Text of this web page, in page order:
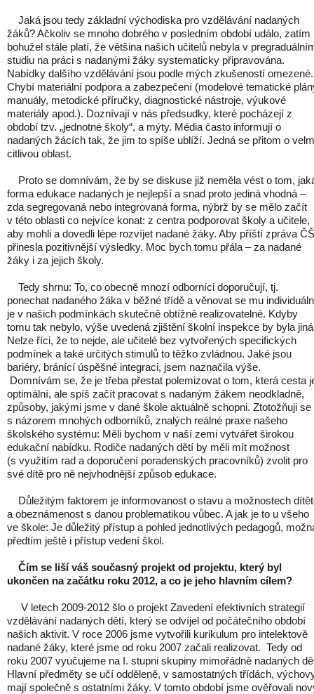
Jaká jsou tedy základní východiska pro vzdělávání nadaných
žáků? Ačkoliv se mnoho dobrého v posledním období událo, zatím
bohužel stále platí, že většina našich učitelů nebyla v
studiu na práci s nadanými žáky systematicky připravována.
Nabídky dalšího vzdělávání jsou podle mých zkušeností omezené.
Chybí materiální podpora a zabezpečení (modelové tematické
manuály, metodické příručky, diagnostické nástroje, výukové
materiály apod.). Doznívají v nás předsudky, které pocházejí z
období tzv. „jednotné školy“, a mýty. Média často informují o
nadaných žácích tak, že jim to spíše ublíží. Jedná se přitom o
citlivou oblast.
Proto se domnívám, že by se diskuse již neměla vést o tom,
forma edukace nadaných je nejlepší a snad proto jediná vhodná –
zda segregovaná nebo integrovaná forma, nýbrž by se mělo začít
v této oblasti co nejvíce konat: z centra podporovat školy a učitele,
aby mohli a dovedli lépe rozvíjet nadané žáky. Aby příští zpráva
přinesla pozitivnější výsledky. Moc bych tomu přála – za nadané
žáky i za jejich školy.
Tedy shrnu: To, co obecně mnozí odborníci doporučují, tj.
ponechat nadaného žáka v běžné třídě a věnovat se mu
je v našich podmínkách skutečně obtížně realizovatelné. Kdyby
tomu tak nebylo, výše uvedená zjištění školní inspekce by byla
Nelze říci, že to nejde, ale učitelé bez vytvořených specifických
podmínek a také určitých stimulů to těžko zvládnou. Jaké jsou
bariéry, bránící úspěšné integraci, jsem naznačila výše.
Domnívám se, že je třeba přestat polemizovat o tom, která cesta
optimální, ale spíš začít pracovat s nadaným žákem neodkladně,
způsoby, jakými jsme v dané škole aktuálně schopni. Ztotožňuji se
s názorem mnohých odborníků, znalých reálné praxe našeho
školského systému: Měli bychom v naší zemi vytvářet širokou
edukační nabídku. Rodiče nadaných dětí by měli mít možnost
(s využitím rad a doporučení poradenských pracovníků) zvolit pro
své dítě pro ně nejvhodnější způsob edukace.
Důležitým faktorem je informovanost o stavu a možnostech
a obeznámenost s danou problematikou vůbec. A jak je to u všeho
ve škole: Je důležitý přístup a pohled jednotlivých pedagogů,
předtím ještě i přístup vedení škol.
Čím se liší váš současný projekt od projektu, který byl
ukončen na začátku roku 2012, a co je jeho hlavním cílem?
V letech 2009-2012 šlo o projekt Zavedení efektivních strategií
vzdělávání nadaných dětí, který se odvíjel od počátečního období
našich aktivit. V roce 2006 jsme vytvořili kurikulum pro intelektově
nadané žáky, které jsme od roku 2007 začali realizovat. Tedy od
roku 2007 vyučujeme na I. stupni skupiny mimořádně nadaných
Hlavní předměty se učí odděleně, v samostatných třídách,
mají společně s ostatními žáky. V tomto období jsme ověřovali